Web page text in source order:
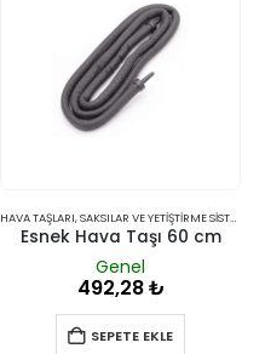
HAVA TAŞLARI,SAKSILAR VE YETIŞTIRME SISTEMLERI
Esnek Hava Taşı 60 cm
Genel
492,28₺
SEPETE EKLE